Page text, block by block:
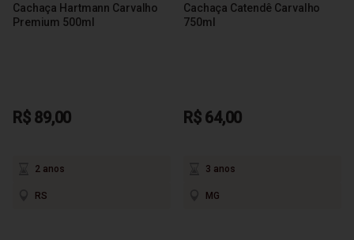
Cachaça Hartmann Carvalho
Premium 500ml
R$ 89,00
2 anos
RS
Cachaça Catendê Carvalho
750ml
R$ 64,00
3 anos
MG